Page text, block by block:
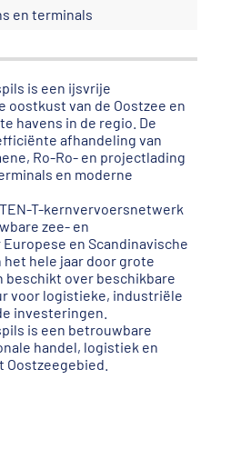
en terminals
is een ijsvrije
oostkust van de Oostzee en
havens in de regio. De
afhandeling van
Ro-Ro- en projectlading
en moderne
T-kernvervoersnetwerk
zee- en
en Scandinavische
het hele jaar door grote
beschikt over beschikbare
voor logistieke, industriële
investeringen.
is een betrouwbare
handel, logistiek en